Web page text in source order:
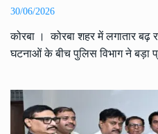
30/06/2026
कोरबा । कोरबा शहर में लगातार बढ़
घटनाओं के बीच पुलिस विभाग ने बड़ा